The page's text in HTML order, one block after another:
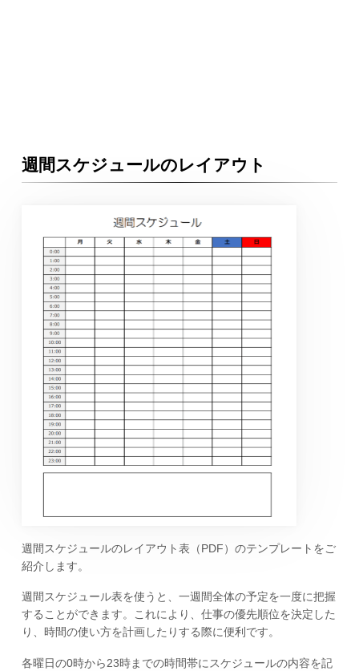
週間スケジュールのレイアウト
週間スケジュールのレイアウト表（PDF）のテンプレートをご
紹介します。
週間スケジュール表を使うと、一週間全体の予定を一度に把握
することができます。これにより、仕事の優先順位を決定した
り、時間の使い方を計画したりする際に便利です。
各曜日の0時から23時までの時間帯にスケジュールの内容を記